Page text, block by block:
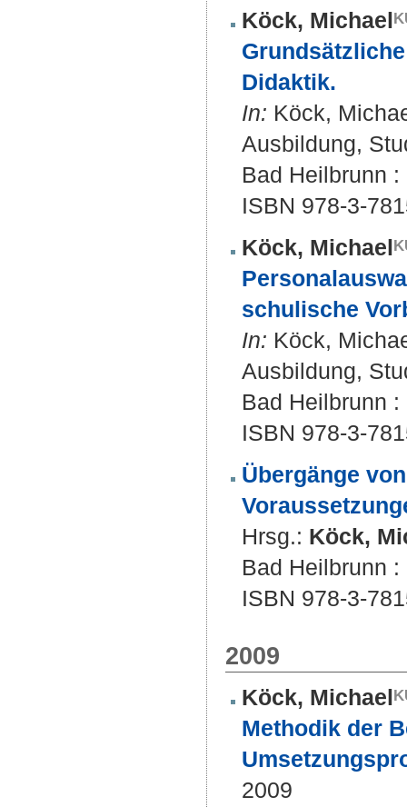
Köck, Michael
Didaktik.
In: Köck,
Ausbildung,
Bad Heilbrunn
ISBN 978-3-
Köck, Michael
schulische
In: Köck,
Ausbildung,
Bad Heilbrunn
ISBN 978-3-
Übergänge
Hrsg.: Köck,
Bad Heilbrunn
ISBN 978-3-
2009
Köck, Michael
Methodik der
2009